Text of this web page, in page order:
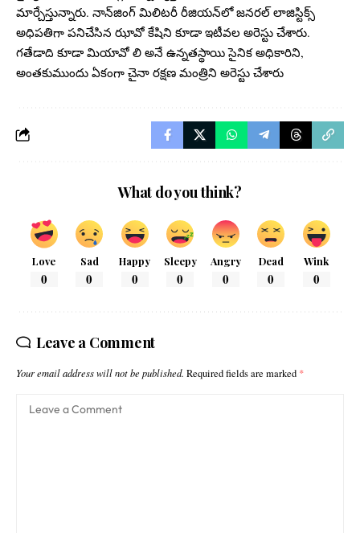
మార్చేస్తున్నారు. నాన్‌జింగ్‌ మిలిటరీ రీజియన్‌లో జనరల్‌ లాజిస్టిక్స్‌
అధిపతిగా పనిచేసిన ఝావో కేషిని కూడా ఇటీవల అరెస్టు చేశారు.
గతేడాది కూడా మియావో లి అనే ఉన్నతస్థాయి సైనిక అధికారిని,
అంతకుముందు ఏకంగా చైనా రక్షణ మంత్రిని అరెస్టు చేశారు
What do you think?
Love
0
Sad
0
Happy
0
Sleepy
0
Angry
0
Dead
0
Wink
0
Leave a Comment
Your email address will not be published. Required fields are marked *